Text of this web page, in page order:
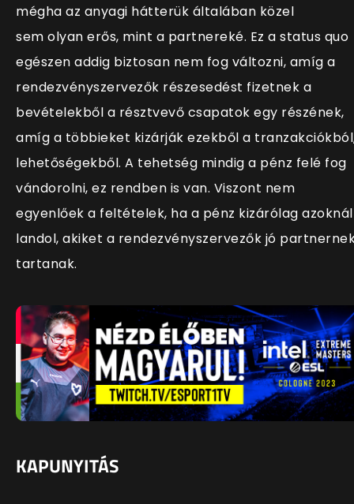
mégha az anyagi hátterük általában közel
sem olyan erős, mint a partnereké. Ez a status quo
egészen addig biztosan nem fog változni, amíg a
rendezvényszervezők részesedést fizetnek a
bevételekből a résztvevő csapatok egy részének,
amíg a többieket kizárják ezekből a
lehetőségekből. A tehetség mindig a pénz felé fog
vándorolni, ez rendben is van. Viszont nem
egyenlőek a feltételek, ha a pénz kizárólag azoknál
landol, akiket a rendezvényszervezők jó
tartanak.
KAPUNYITÁS